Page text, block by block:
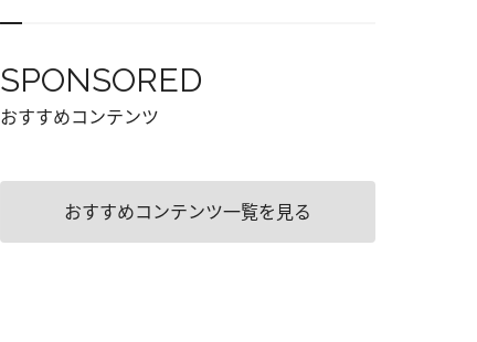
SPONSORED
おすすめコンテンツ
おすすめコンテンツ一覧を見る